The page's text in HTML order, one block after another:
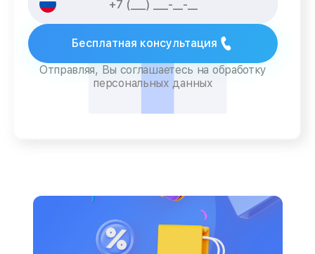
Бесплатная консультация
Отправляя, Вы соглашаетесь на обработку
персональных данных